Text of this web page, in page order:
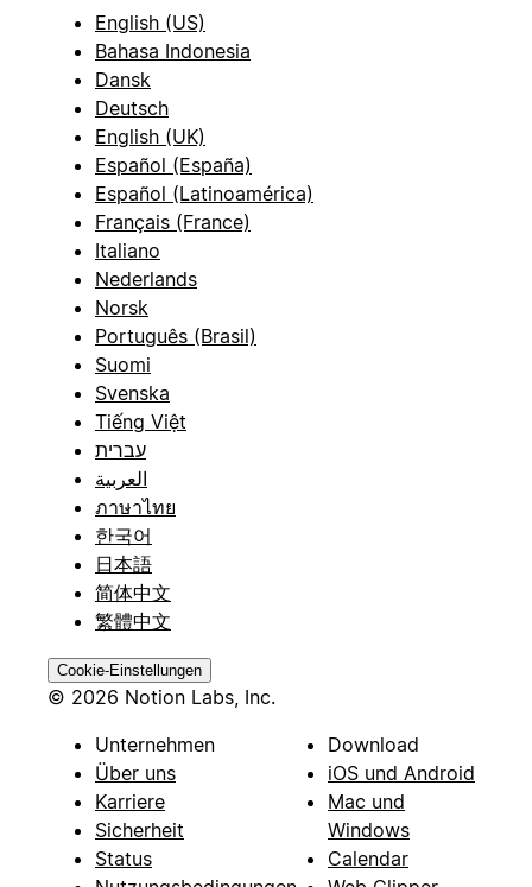
English (US)
Bahasa Indonesia
Dansk
Deutsch
English (UK)
Español (España)
Español (Latinoamérica)
Français (France)
Italiano
Nederlands
Norsk
Português (Brasil)
Suomi
Svenska
Tiếng Việt
עברית
العربية
ภาษาไทย
한국어
日本語
简体中文
繁體中文
Cookie-Einstellungen
© 2026 Notion Labs, Inc.
Unternehmen
Über uns
Karriere
Sicherheit
Status
Download
iOS und Android
Mac und
Windows
Calendar